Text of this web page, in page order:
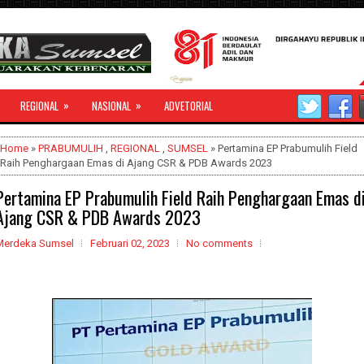
REGIONAL » NASIONAL » ADVETORIAL
Home » PRABUMULIH , REGIONAL , SUMSEL » Pertamina EP Prabumulih Field
Raih Penghargaan Emas di Ajang CSR & PDB Awards 2023
EP Prabumulih Field Raih Penghargaan Emas
CSR & PDB Awards 2023
Sumsel Februari 02, 2023 No comments